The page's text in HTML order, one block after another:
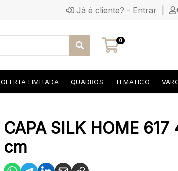
Já é cliente? - Entrar
0
OFERTA LIMITADA QUADROS TEMATICO
CAPA SILK HOME
cm